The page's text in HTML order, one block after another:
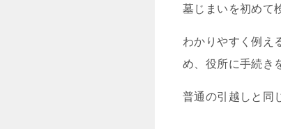
墓じまいを初めて
わかりやすく例え
め、役所に手続き
普通の引越しと同